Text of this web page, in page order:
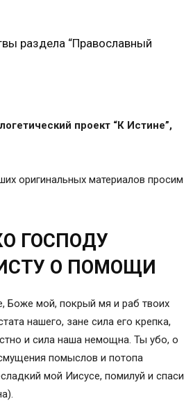
об устройстве судьбы
пищи Иисусу
перед чтением
всякой вещи Иисусу
просфоры и святой воды
о помощи в любой
финансовых трудностях
в любви
о замужестве
от демонских козней
раздела “Православный
проект “К Истине”,
оригинальных материалов просим
ГОСПОДУ
О ПОМОЩИ
Боже мой, покрый мя и раб твоих
нашего, зане сила его крепка,
и сила наша немощна. Ты убо, о
помыслов и потопа
мой Иисусе, помилуй и спаси